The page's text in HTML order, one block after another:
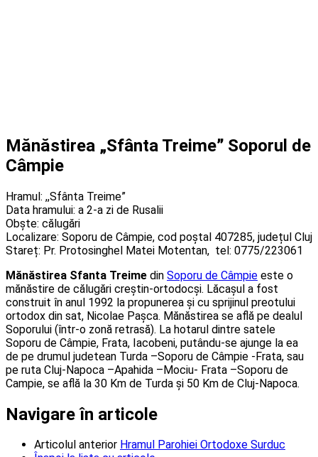
Mănăstirea „Sfânta Treimeˮ Soporul de
Câmpie
Hramul: ,,Sfânta Treime”
Data hramului: a 2-a zi de Rusalii
Obște: călugări
Localizare: Soporu de Câmpie, cod poștal 407285, județul Cluj
Stareț: Pr. Protosinghel Matei Motentan, tel: 0775/223061
Mănăstirea Sfanta Treime din Soporu de Câmpie este o
mănăstire de călugări creștin-ortodocși. Lăcașul a fost
construit în anul 1992 la propunerea și cu sprijinul preotului
ortodox din sat, Nicolae Pașca. Mănăstirea se află pe dealul
Soporului (într-o zonă retrasă). La hotarul dintre satele
Soporu de Câmpie, Frata, Iacobeni, putându-se ajunge la ea
de pe drumul judetean Turda –Soporu de Câmpie -Frata, sau
pe ruta Cluj-Napoca –Apahida –Mociu- Frata –Soporu de
Campie, se află la 30 Km de Turda și 50 Km de Cluj-Napoca.
Navigare în articole
Articolul anterior Hramul Parohiei Ortodoxe Surduc